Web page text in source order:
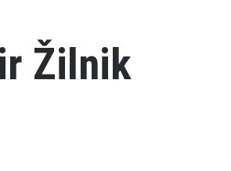
Žilnik